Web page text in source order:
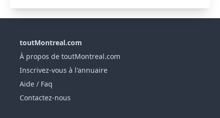
toutMontreal.com
À propos de toutMontreal.com
Inscrivez-vous à l'annuaire
Aide / Faq
Contactez-nous